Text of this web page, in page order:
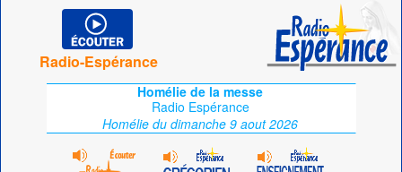
Radio-Espérance
Homélie de la messe
Radio Espérance
Homélie du dimanche 9 aout 2026